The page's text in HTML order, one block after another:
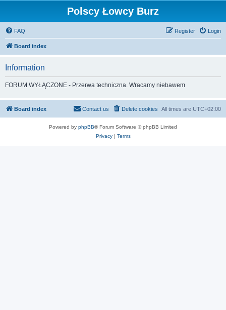
Polscy Łowcy Burz
FAQ Login
Register
Board index
Information
FORUM WYŁĄCZONE - Przerwa techniczna. Wracamy niebawem
Board index All times are UTC+02:00
Delete cookies
Contact us
Powered by phpBB® Forum Software © phpBB Limited
Privacy| Terms